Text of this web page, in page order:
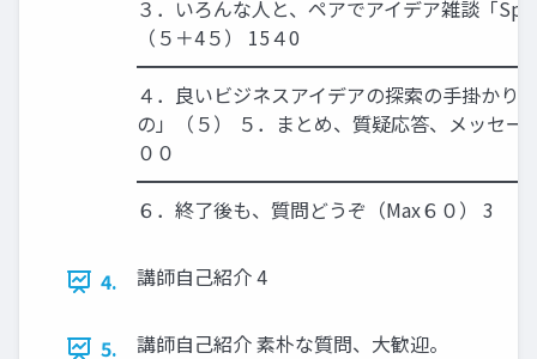
３．いろんな人と、ペアでアイデア雑談「
（５＋4５） 15４0
４．良いビジネスアイデアの探索の手掛かり
の」（５） ５．まとめ、質疑応答、メッセー
００
６．終了後も、質問どうぞ（Max６０） 3
4. 講師自己紹介 4
5.
講師自己紹介 素朴な質問、大歓迎。